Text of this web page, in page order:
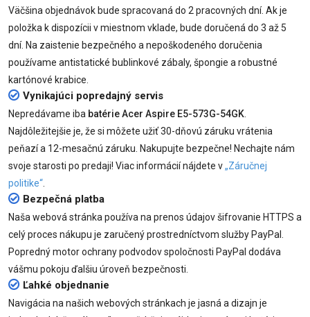
Väčšina objednávok bude spracovaná do 2 pracovných dní. Ak je
položka k dispozícii v miestnom vklade, bude doručená do 3 až 5
dní. Na zaistenie bezpečného a nepoškodeného doručenia
používame antistatické bublinkové zábaly, špongie a robustné
kartónové krabice.
Vynikajúci popredajný servis
Nepredávame iba batérie Acer Aspire E5-573G-54GK
Najdôležitejšie je, že si môžete užiť 30-dňovú záruku vrátenia
peňazí a 12-mesačnú záruku. Nakupujte bezpečne! Nechajte nám
svoje starosti po predaji! Viac informácií nájdete v„Záručnej
politike“
Bezpečná platba
Naša webová stránka používa na prenos údajov šifrovanie HTTPS a
celý proces nákupu je zaručený prostredníctvom služby PayPal.
Popredný motor ochrany podvodov spoločnosti PayPal dodáva
vášmu pokoju ďalšiu úroveň bezpečnosti.
Ľahké objednanie
Navigácia na našich webových stránkach je jasná a dizajn je